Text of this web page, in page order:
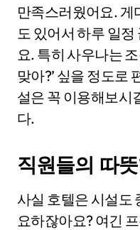
만족스러웠어요. 게
도 있어서 하루 일
요. 특히 사우나는
맞아?’ 싶을 정도로
설은 꼭 이용해보시
다.
직원들의 따
사실 호텔은 시설도
요하잖아요? 여긴